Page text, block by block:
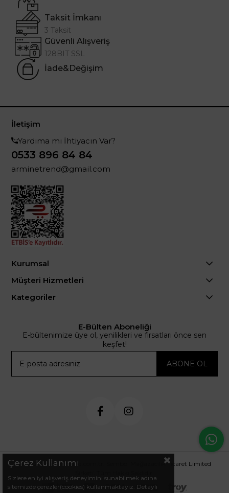
Taksit İmkanı
3 Taksit
Güvenli Alışveriş
128BIT SSL
İade&Değişim
İletişim
Yardıma mı İhtiyacın Var?
0533 896 84 84
arminetrend@gmail.com
Kurumsal
Müşteri Hizmetleri
Kategoriler
E-Bülten Aboneliği
E-bültenimize üye ol, yenilikleri ve fırsatları önce sen
keşfet!
ABONE OL
© 2024 .arminetrend.com.tr. Sembol Mağazacılık Ticaret Limited
Çerez Kullanımı
Sizlere en iyi alışveriş deneyimini sunabilmek adına
sitemizde çerezler(cookies) kullanmaktayız. Detaylı